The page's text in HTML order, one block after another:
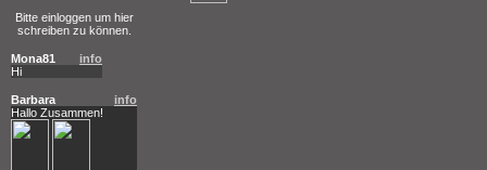
Bitte einloggen um hier
schreiben zu können.
Mona81
info
Hi
Barbara
info
Hallo Zusammen!